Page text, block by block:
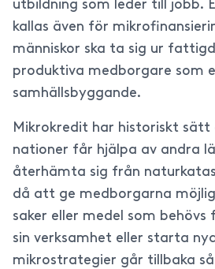
utbildning som leder till jobb.
kallas även för
människor ska ta sig ur
produktiva medborgare som
samhällsbyggande.
Mikrokredit har historiskt sätt
nationer får hjälpa av andra
återhämta sig från
då att ge medborgarna
saker eller medel som
sin verksamhet eller starta
mikrostrategier går tillbaka